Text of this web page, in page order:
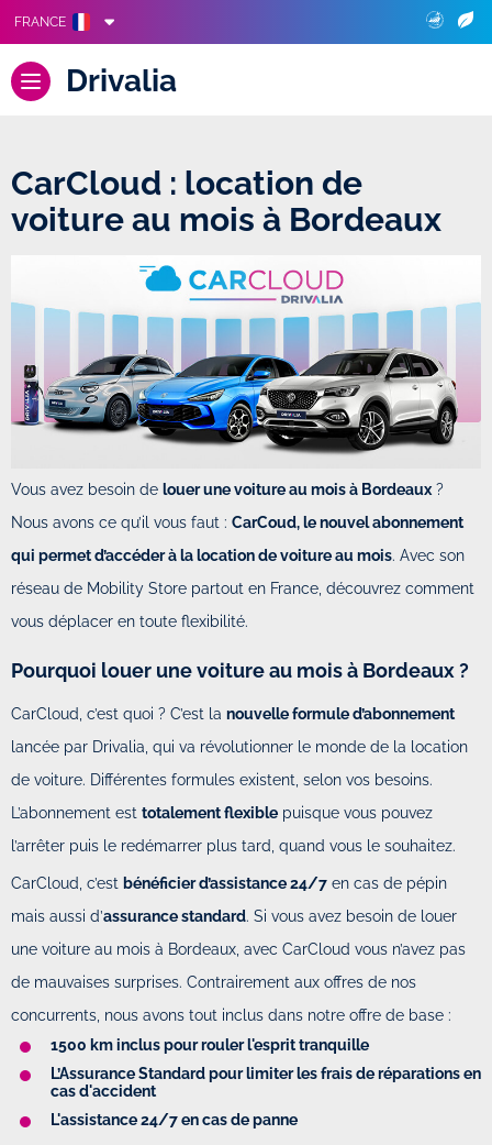
FRANCE
Drivalia
CarCloud : location de
voiture au mois à Bordeaux
Vous avez besoin de louer une voiture au mois à Bordeaux ?
Nous avons ce qu’il vous faut : CarCoud, le nouvel abonnement
qui permet d’accéder à la location de voiture au mois. Avec son
réseau de Mobility Store partout en France, découvrez comment
vous déplacer en toute flexibilité.
Pourquoi louer une voiture au mois à Bordeaux ?
CarCloud, c’est quoi ? C’est la nouvelle formule d’abonnement
lancée par Drivalia, qui va révolutionner le monde de la location
de voiture. Différentes formules existent, selon vos besoins.
L’abonnement est totalement flexible puisque vous pouvez
l’arrêter puis le redémarrer plus tard, quand vous le souhaitez.
CarCloud, c’est bénéficier d’assistance 24/7 en cas de pépin
mais aussi d’assurance standard. Si vous avez besoin de louer
une voiture au mois à Bordeaux, avec CarCloud vous n’avez pas
de mauvaises surprises. Contrairement aux offres de nos
concurrents, nous avons tout inclus dans notre offre de base :
1500 km inclus pour rouler l'esprit tranquille
L’Assurance Standard pour limiter les frais de réparations en
cas d'accident
L'assistance 24/7 en cas de panne